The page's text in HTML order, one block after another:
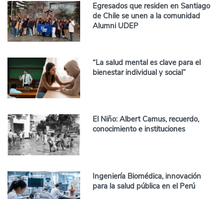
Egresados que residen en Santiago
de Chile se unen a la comunidad
Alumni UDEP
“La salud mental es clave para el
bienestar individual y social”
El Niño: Albert Camus, recuerdo,
conocimiento e instituciones
Ingeniería Biomédica, innovación
para la salud pública en el Perú